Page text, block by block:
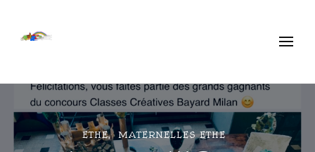
ETHE MATERNELLES ETHE